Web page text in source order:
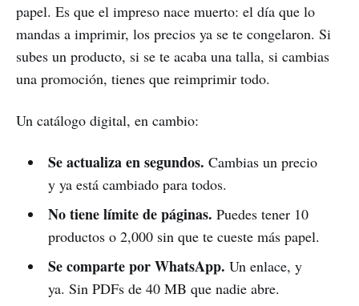
papel. Es que el impreso nace muerto: el día que lo
mandas a imprimir, los precios ya se te congelaron. Si
subes un producto, si se te acaba una talla, si cambias
una promoción, tienes que reimprimir todo.
Un catálogo digital, en cambio:
Se actualiza en segundos. Cambias un precio
y ya está cambiado para todos.
No tiene límite de páginas. Puedes tener 10
productos o 2,000 sin que te cueste más papel.
Se comparte por WhatsApp. Un enlace, y
ya. Sin PDFs de 40 MB que nadie abre.